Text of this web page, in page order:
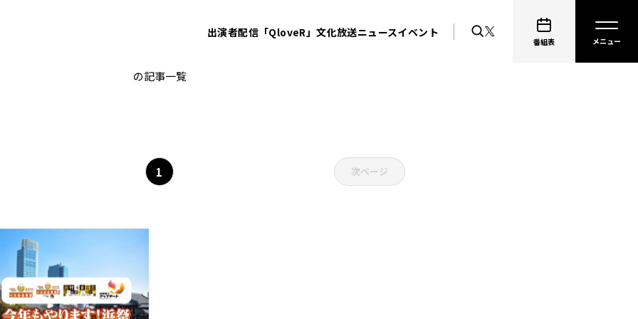
出演者配信「QloveR」文化放送ニュースイベント
番組表
の記事一覧
1 次ページ